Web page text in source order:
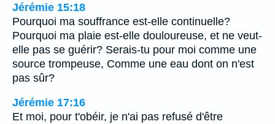
Jérémie 15:18
Pourquoi ma souffrance est-elle continuelle?
Pourquoi ma plaie est-elle douloureuse, et ne veut-
elle pas se guérir? Serais-tu pour moi comme une
source trompeuse, Comme une eau dont on n'est
pas sûr?
Jérémie 17:16
Et moi, pour t'obéir, je n'ai pas refusé d'être